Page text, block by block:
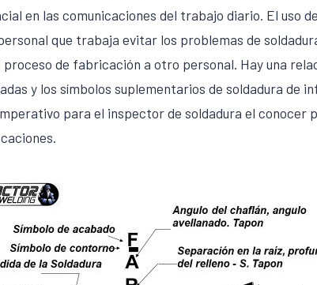
en las comunicaciones del trabajo diario. El uso
que trabaja evitar los problemas de
de fabricación a otro personal. Hay una
y los símbolos suplementarios de soldadura de
para el inspector de soldadura el conocer